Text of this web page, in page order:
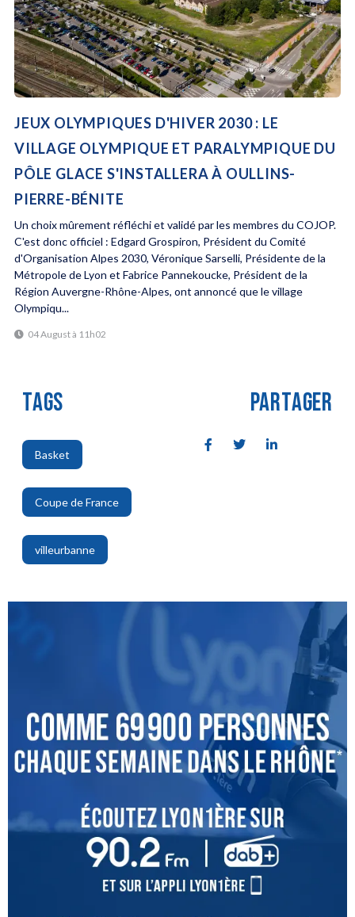
JEUX OLYMPIQUES D'HIVER 2030 : LE
VILLAGE OLYMPIQUE ET PARALYMPIQUE DU
PÔLE GLACE S'INSTALLERA À OULLINS-
PIERRE-BÉNITE
Un choix mûrement réfléchi et validé par les membres du COJOP.
C'est donc officiel : Edgard Grospiron, Président du Comité
d'Organisation Alpes 2030, Véronique Sarselli, Présidente de la
Métropole de Lyon et Fabrice Pannekoucke, Président de la
Région Auvergne-Rhône-Alpes, ont annoncé que le village
Olympiqu...
04 August à 11h02
TAGS
Basket
,
Coupe de France
,
villeurbanne
PARTAGER